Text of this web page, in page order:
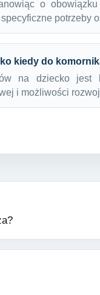
o
potrzeby
kiedy do
na dziecko jest
i możliwości